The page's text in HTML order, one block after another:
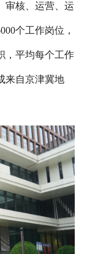
审核、运营、运
个工作岗位，
，平均每个工作
来自京津冀地